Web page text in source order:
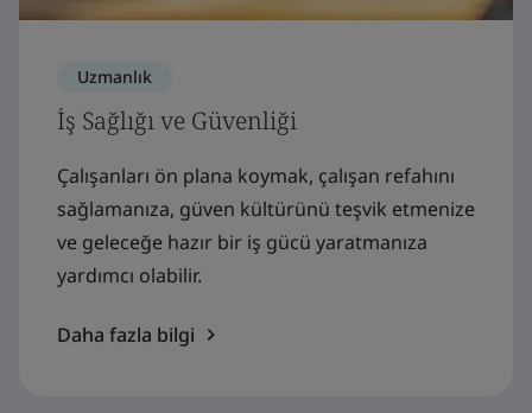
Uzmanlık
İş Sağlığı ve Güvenliği
Çalışanları ön plana koymak, çalışan refahını
sağlamanıza, güven kültürünü teşvik etmenize
ve geleceğe hazır bir iş gücü yaratmanıza
yardımcı olabilir.
Daha fazla bilgi